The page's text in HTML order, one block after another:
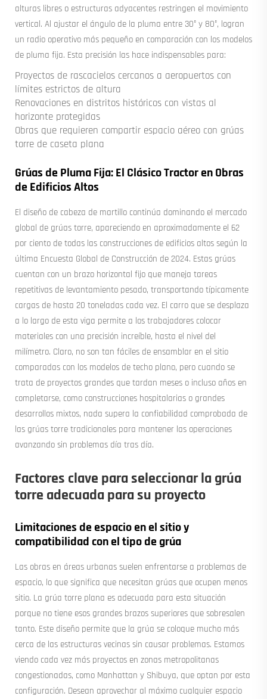
alturas libres o estructuras adyacentes restringen el movimiento
vertical. Al ajustar el ángulo de la pluma entre 30° y 80°, logran
un radio operativo más pequeño en comparación con los modelos
de pluma fija. Esta precisión las hace indispensables para:
Proyectos de rascacielos cercanos a aeropuertos con
límites estrictos de altura
Renovaciones en distritos históricos con vistas al
horizonte protegidas
Obras que requieren compartir espacio aéreo con grúas
torre de caseta plana
Grúas de Pluma Fija: El Clásico Tractor en Obras
de Edificios Altos
El diseño de cabeza de martillo continúa dominando el mercado
global de grúas torre, apareciendo en aproximadamente el 62
por ciento de todas las construcciones de edificios altos según la
última Encuesta Global de Construcción de 2024. Estas grúas
cuentan con un brazo horizontal fijo que maneja tareas
repetitivas de levantamiento pesado, transportando típicamente
cargas de hasta 20 toneladas cada vez. El carro que se desplaza
a lo largo de esta viga permite a los trabajadores colocar
materiales con una precisión increíble, hasta el nivel del
milímetro. Claro, no son tan fáciles de ensamblar en el sitio
comparadas con los modelos de techo plano, pero cuando se
trata de proyectos grandes que tardan meses o incluso años en
completarse, como construcciones hospitalarias o grandes
desarrollos mixtos, nada supera la confiabilidad comprobada de
las grúas torre tradicionales para mantener las operaciones
avanzando sin problemas día tras día.
Factores clave para seleccionar la grúa
torre adecuada para su proyecto
Limitaciones de espacio en el sitio y
compatibilidad con el tipo de grúa
Las obras en áreas urbanas suelen enfrentarse a problemas de
espacio, lo que significa que necesitan grúas que ocupen menos
sitio. La grúa torre plana es adecuada para esta situación
porque no tiene esos grandes brazos superiores que sobresalen
tanto. Este diseño permite que la grúa se coloque mucho más
cerca de las estructuras vecinas sin causar problemas. Estamos
viendo cada vez más proyectos en zonas metropolitanas
congestionadas, como Manhattan y Shibuya, que optan por esta
configuración. Desean aprovechar al máximo cualquier espacio